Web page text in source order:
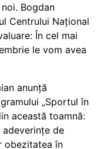
Bogdan
Centrului Național
În cel mai
le vom avea
anunță
„Sportul în
această toamnă:
de
obezitatea în